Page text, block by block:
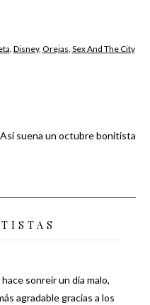
, Disney, Orejas, Sex And The City
Así suena un octubre bonitista
sonreír un día malo,
agradable gracias a los